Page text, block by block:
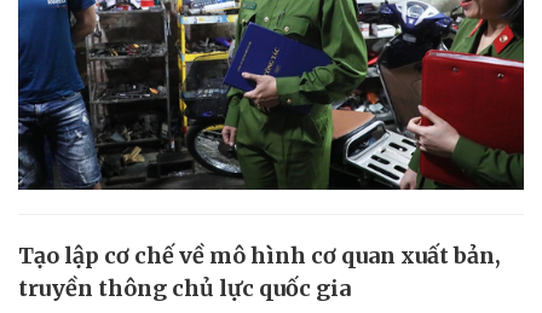
Tạo lập cơ chế về mô hình cơ quan xuất bản,
truyền thông chủ lực quốc gia